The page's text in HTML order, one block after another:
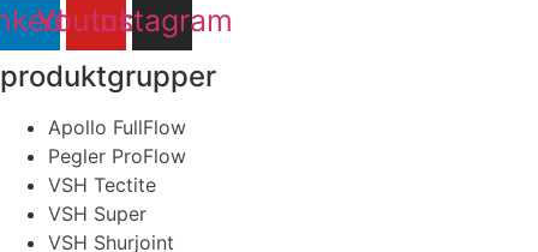
Youtube
Instagram
produktgrupper
Apollo FullFlow
Pegler ProFlow
VSH Tectite
VSH Super
VSH Shurjoint